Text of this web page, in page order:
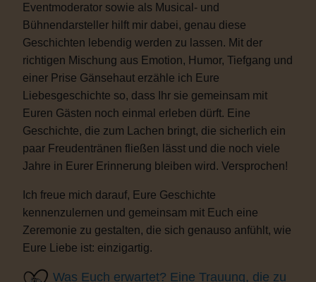
Eventmoderator sowie als Musical- und
Bühnendarsteller hilft mir dabei, genau diese
Geschichten lebendig werden zu lassen. Mit der
richtigen Mischung aus Emotion, Humor, Tiefgang und
einer Prise Gänsehaut erzähle ich Eure
Liebesgeschichte so, dass Ihr sie gemeinsam mit
Euren Gästen noch einmal erleben dürft. Eine
Geschichte, die zum Lachen bringt, die sicherlich ein
paar Freudentränen fließen lässt und die noch viele
Jahre in Eurer Erinnerung bleiben wird. Versprochen!
Ich freue mich darauf, Eure Geschichte
kennenzulernen und gemeinsam mit Euch eine
Zeremonie zu gestalten, die sich genauso anfühlt, wie
Eure Liebe ist: einzigartig.
Was Euch erwartet? Eine Trauung, die zu